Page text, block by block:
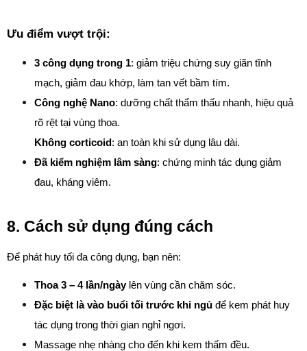
Ưu điểm vượt trội:
3 công dụng trong 1: giảm triệu chứng suy giãn tĩnh
mạch, giảm đau khớp, làm tan vết bầm tím.
Công nghệ Nano: dưỡng chất thẩm thấu nhanh, hiệu quả
rõ rệt tại vùng thoa.
Không corticoid : an toàn khi sử dụng lâu dài.
Đã kiểm nghiệm lâm sàng: chứng minh tác dụng giảm
đau, kháng viêm.
8. Cách sử dụng đúng cách
Để phát huy tối đa công dụng, bạn nên:
Thoa 3 – 4 lần/ngày lên vùng cần chăm sóc.
Đặc biệt là vào buổi tối trước khi ngủ để kem phát huy
tác dụng trong thời gian nghỉ ngơi.
Massage nhẹ nhàng cho đến khi kem thấm đều.